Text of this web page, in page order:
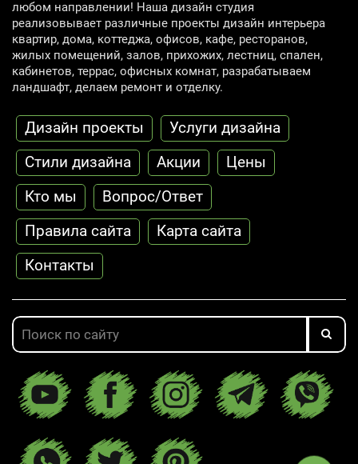
любом направлении! Наша дизайн студия
реализовывает различные проекты дизайн интерьера
квартир, дома, коттеджа, офисов, кафе, ресторанов,
жилых помещений, залов, прихожих, лестниц, спален,
кабинетов, террас, офисных комнат, разрабатываем
ландшафт, делаем ремонт и отделку.
Дизайн проекты
Услуги дизайна
Стили дизайна
Акции
Цены
Кто мы
Вопрос/Ответ
Правила сайта
Карта сайта
Контакты